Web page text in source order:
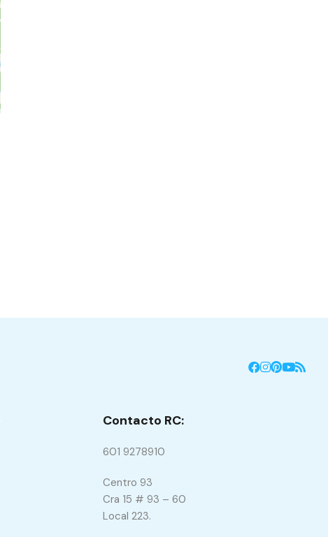
Contacto RC:
601 9278910
Centro 93
Cra 15 # 93 – 60
Local 223.